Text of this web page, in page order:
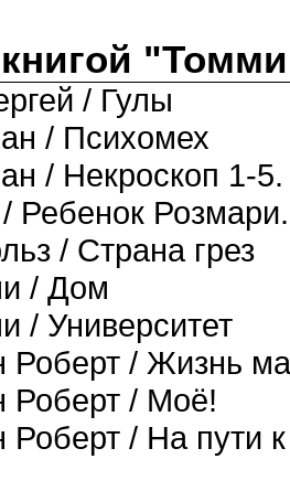
/ Гулы
/ Психомех
/ Некроскоп 1-5.
Ребенок
/ Страна грез
/ Дом
/ Университет
/ Жизнь
Роберт / Моё!
/ На пути